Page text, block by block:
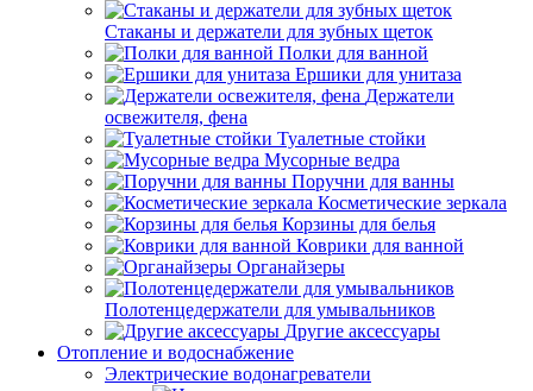
Стаканы и держатели для зубных щеток
Полки для ванной
Ершики для унитаза
Держатели
освежителя, фена
Туалетные стойки
Мусорные ведра
Поручни для ванны
Косметические зеркала
Корзины для белья
Коврики для ванной
Органайзеры
Полотенцедержатели для умывальников
Другие аксессуары
Отопление и водоснабжение
Электрические водонагреватели